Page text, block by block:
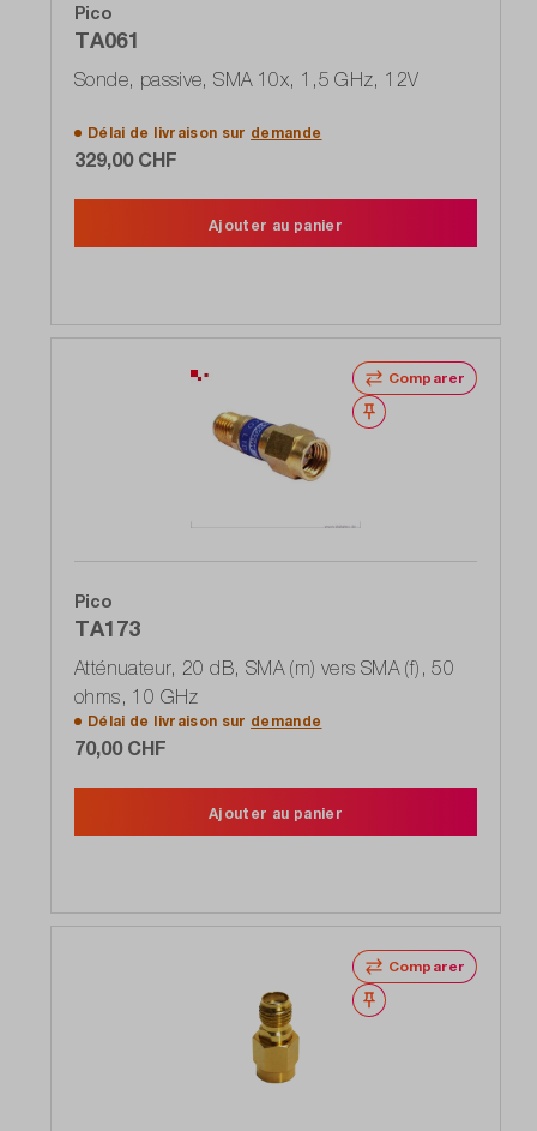
Pico
TA061
Sonde, passive, SMA 10x, 1,5 GHz, 12V
Délai de livraison sur demande
329,00 CHF
Ajouter au panier
Comparer
Noter
Pico
TA173
Atténuateur, 20 dB, SMA (m) vers SMA (f), 50
ohms, 10 GHz
Délai de livraison sur demande
70,00 CHF
Ajouter au panier
Comparer
Noter